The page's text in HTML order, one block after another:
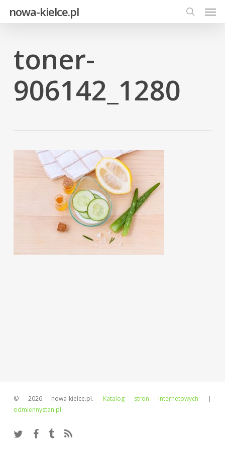
nowa-kielce.pl
search
toner-
906142_1280
© 2026 nowa-kielce.pl. Katalog stron internetowych |
odmiennystan.pl
twitter facebooktumblrRSS